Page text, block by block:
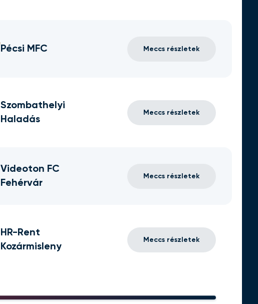
Pécsi MFC Meccs részletek
Szombathelyi
Haladás
Meccs részletek
Videoton FC
Fehérvár
Meccs részletek
HR-Rent
Kozármisleny
Meccs részletek